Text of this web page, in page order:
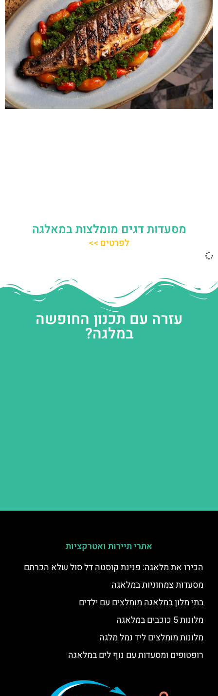
מסעדות דגים מומלצות במאלגה
לפרטים >>
עזרה עם תכנון החופשה
במלגה?
אתרי תיירות ואטרקציות
הכירו את מלאגה: פנינת קוסטה דל סול שלא הכרתם
מסעדות צמחוניות במלאגה
בתי מלון במלאגה מומלצים עם ילדים
מלונות 5 כוכבים במלאגה
מלונות מומלצים ליד נמל מלגה
רופטופים ומסעדות עם נוף לים במלאגה